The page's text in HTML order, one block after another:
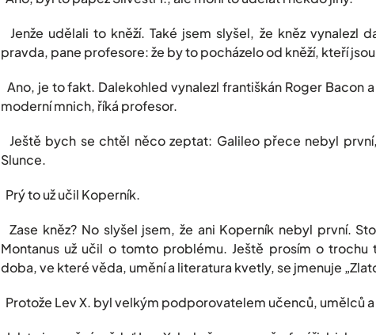
Jenže udělali to kněží. Také jsem slyšel, že kněz vynalezl
pravda, pane profesore: že by to pocházelo od kněží, kteří
Ano, je to fakt. Dalekohled vynalezl františkán Roger Bacon
moderní mnich, říká profesor.
Ještě bych se chtěl něco zeptat: Galileo přece nebyl
Slunce.
Prý to už učil Koperník.
Zase kněz? No slyšel jsem, že ani Koperník nebyl první.
Montanus už učil o tomto problému. Ještě prosím o
doba, ve které věda, umění a literatura kvetly, se jmenuje
Protože Lev X. byl velkým podporovatelem učenců, umělců